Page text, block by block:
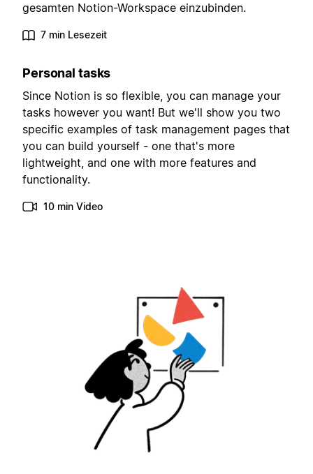
gesamten Notion-Workspace einzubinden.
7 min Lesezeit
Personal tasks
Since Notion is so flexible, you can manage your
tasks however you want! But we'll show you two
specific examples of task management pages that
you can build yourself - one that's more
lightweight, and one with more features and
functionality.
10 min Video